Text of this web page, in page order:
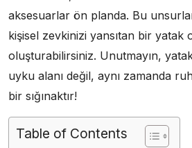
aksesuarlar ön planda. Bu
kişisel zevkinizi yansıtan bir yatak
oluşturabilirsiniz. Unutmayın,
uyku alanı değil, aynı zamanda
bir sığınaktır!
Table of Contents